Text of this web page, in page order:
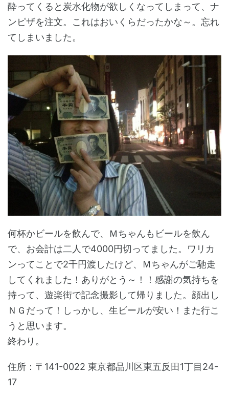
酔ってくると炭水化物が欲しくなってしまって、ナ
ンピザを注文。これはおいくらだったかな～。忘れ
てしまいました。
何杯かビールを飲んで、Ｍちゃんもビールを飲ん
で、お会計は二人で4000円切ってました。ワリカ
ンってことで2千円渡したけど、Ｍちゃんがご馳走
してくれました！ありがとう～！！感謝の気持ちを
持って、遊楽街で記念撮影して帰りました。顔出し
ＮＧだって！しっかし、生ビールが安い！また行こ
うと思います。
終わり。
住所：〒141-0022 東京都品川区東五反田1丁目24-
17